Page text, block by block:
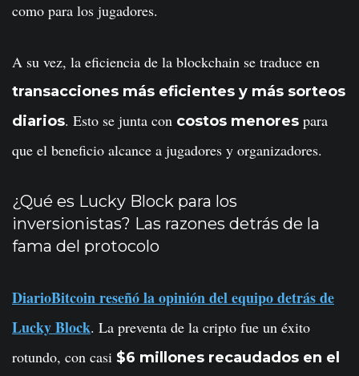
como para los jugadores.
A su vez, la eficiencia de la blockchain se traduce en
transacciones más eficientes y más sorteos
diarios. Esto se junta con costos menores para
que el beneficio alcance a jugadores y organizadores.
¿Qué es Lucky Block para los
inversionistas? Las razones detrás de la
fama del protocolo
DiarioBitcoin reseñó la opinión del equipo detrás de
Lucky Block. La preventa de la cripto fue un éxito
rotundo, con casi $6 millones recaudados en el